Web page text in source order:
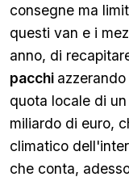
consegne ma
questi van e i
anno, di
pacchi
quota locale di
miliardo di euro,
climatico
che conta,